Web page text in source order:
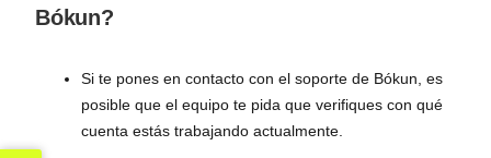
Bókun?
Si te pones en contacto con el soporte de Bókun, es
posible que el equipo te pida que verifiques con qué
cuenta estás trabajando actualmente.